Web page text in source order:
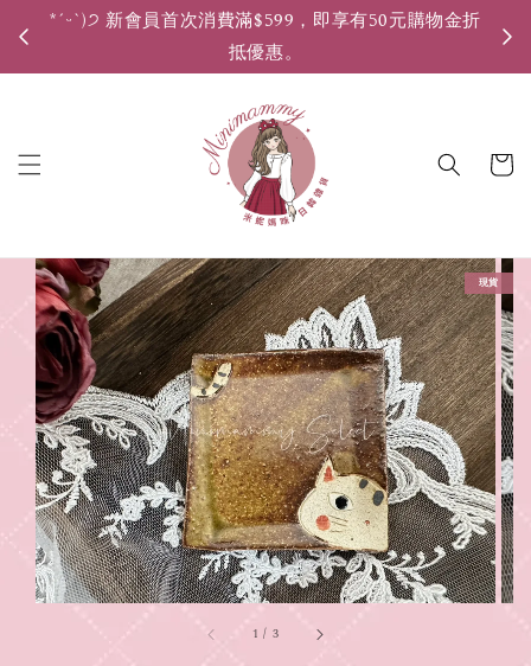
*ˊᵕˋ)੭ 新會員首次消費滿$599，即享有50元購物金折
抵優惠。
1 / 3
現貨